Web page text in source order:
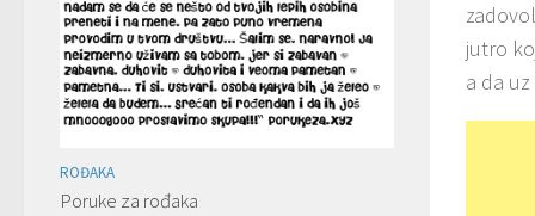
jutro
a da
ROĐAKA
Poruke za rođaka